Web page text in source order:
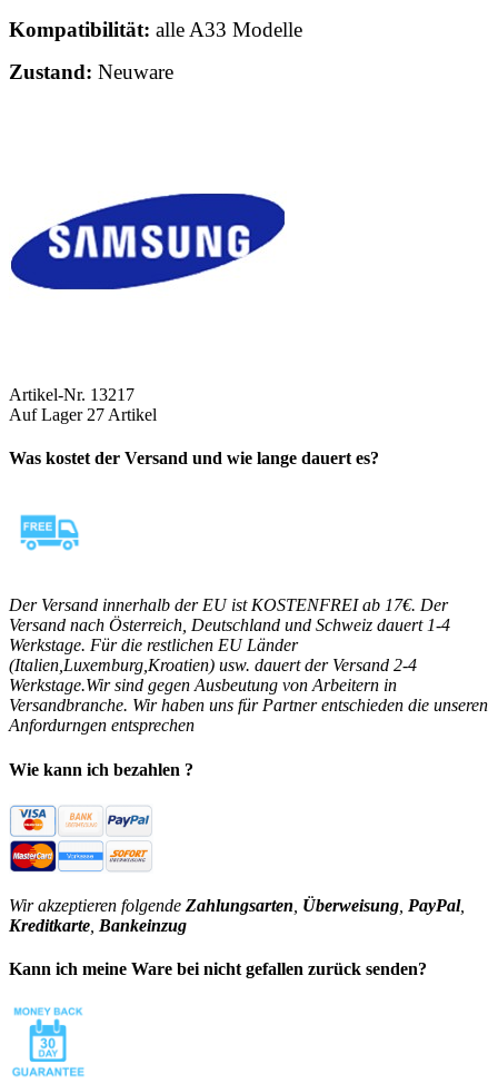
Kompatibilität: alle A33 Modelle
Zustand: Neuware
Artikel-Nr. 13217
Auf Lager 27 Artikel
Was kostet der Versand und wie lange dauert es?
Der Versand innerhalb der EU ist KOSTENFREI ab 17€. Der
Versand nach Österreich, Deutschland und Schweiz dauert 1-4
Werkstage. Für die restlichen EU Länder
(Italien,Luxemburg,Kroatien) usw. dauert der Versand 2-4
Werkstage.Wir sind gegen Ausbeutung von Arbeitern in
Versandbranche. Wir haben uns für Partner entschieden die unseren
Anfordurngen entsprechen
Wie kann ich bezahlen ?
Wir akzeptieren folgende Zahlungsarten Überweisung PayPal,
Kreditkarte Bankeinzug
Kann ich meine Ware bei nicht gefallen zurück senden?